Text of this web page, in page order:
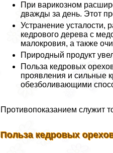
При варикозном
дважды за день. Этот
Устранение усталости,
кедрового дерева с
малокровия, а также
Природный продукт
Польза кедровых
проявления и сильные
обезболивающими
Противопоказанием служит
Польза кедровых